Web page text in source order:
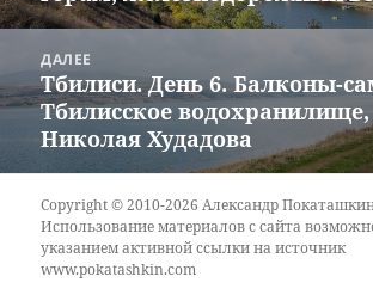
ДАЛЕЕ
Следующая
запись:
Тбилиси. День 6. Балконы-
Тбилисское водохранилище,
Николая Худадова
Copyright © 2010-2026 Александр
Использование материалов с сайта
указанием активной ссылки на источник
www.pokatashkin.com